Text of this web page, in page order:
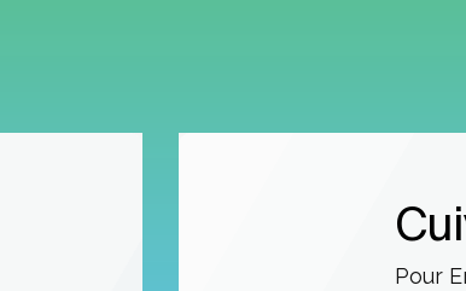
Pour